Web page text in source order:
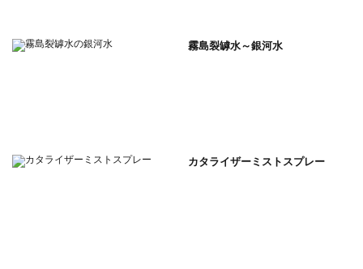
霧島裂罅水～銀河水
カタライザーミストスプレー